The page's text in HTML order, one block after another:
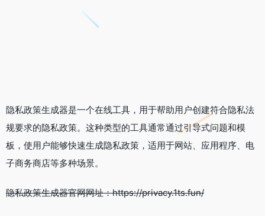
隐私政策生成器是一个在线工具，用于帮助用户创建符合隐私法
规要求的隐私政策。这种类型的工具通常通过引导式问题和模
板，使用户能够快速生成隐私政策，适用于网站、应用程序、电
子商务商店等多种场景。
隐私政策生成器官网网址：https://privacy.1ts.fun/